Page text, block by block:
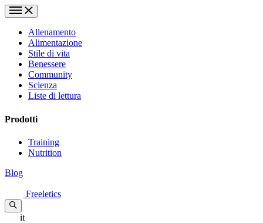
Allenamento
Alimentazione
Stile di vita
Benessere
Community
Scienza
Liste di lettura
Prodotti
Training
Nutrition
Blog
Freeletics
it